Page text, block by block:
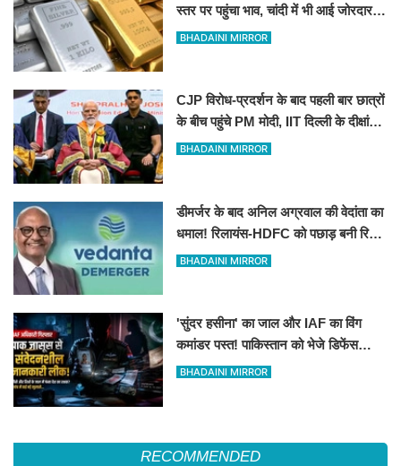
स्तर पर पहुंचा भाव, चांदी में भी आई जोरदार
तेजी!
BHADAINI MIRROR
CJP विरोध-प्रदर्शन के बाद पहली बार छात्रों
के बीच पहुंचे PM मोदी, IIT दिल्ली के दीक्षांत
समारोह में दिया सफलता का ‘गुरुमंत्र’
BHADAINI MIRROR
डीमर्जर के बाद अनिल अग्रवाल की वेदांता का
धमाल! रिलायंस-HDFC को पछाड़ बनी रिटेल
निवेशकों की पहली पसंद
BHADAINI MIRROR
'सुंदर हसीना' का जाल और IAF का विंग
कमांडर पस्त! पाकिस्तान को भेजे डिफेंस
सीक्रेट्स, दिल्ली पुलिस ने दबोचा
BHADAINI MIRROR
RECOMMENDED